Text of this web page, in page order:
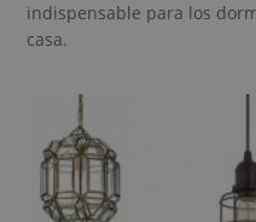
indispensable para los
casa.